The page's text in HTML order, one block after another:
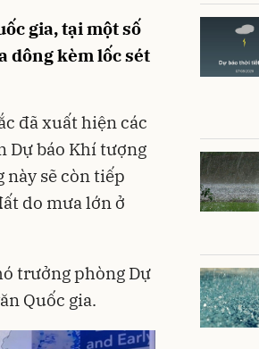
gia, tại một số
dông kèm lốc sét
đã xuất hiện các
Dự báo Khí tượng
sẽ còn tiếp
do mưa lớn ở
trưởng phòng Dự
Quốc gia.
Gửi